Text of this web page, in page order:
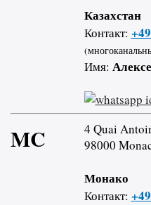
Казахстан
Контакт:
Имя:
MC
4 Quai
98000
Монако
Контакт: